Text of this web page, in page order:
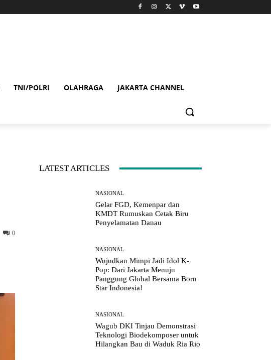
TNI/POLRI OLAHRAGA JAKARTA CHANNEL
0
LATEST ARTICLES
NASIONAL
Gelar FGD, Kemenpar dan
KMDT Rumuskan Cetak Biru
Penyelamatan Danau
NASIONAL
Wujudkan Mimpi Jadi Idol K-
Pop: Dari Jakarta Menuju
Panggung Global Bersama Born
Star Indonesia!
NASIONAL
Wagub DKI Tinjau Demonstrasi
Teknologi Biodekomposer untuk
Hilangkan Bau di Waduk Ria Rio